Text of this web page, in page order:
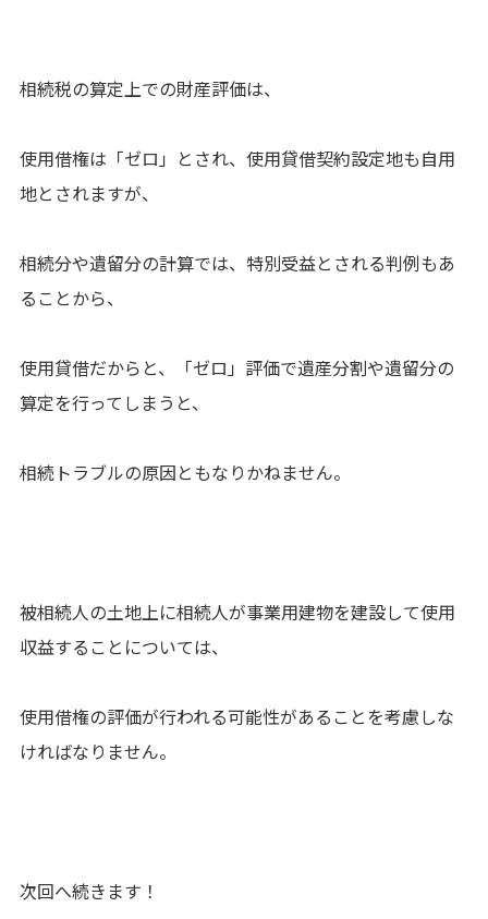
相続税の算定上での財産評価は、
使用借権は「ゼロ」とされ、使用貸借契約設定地も自用
地とされますが、
相続分や遺留分の計算では、特別受益とされる判例もあ
ることから、
使用貸借だからと、「ゼロ」評価で遺産分割や遺留分の
算定を行ってしまうと、
相続トラブルの原因ともなりかねません。
被相続人の土地上に相続人が事業用建物を建設して使用
収益することについては、
使用借権の評価が行われる可能性があることを考慮しな
ければなりません。
次回へ続きます！